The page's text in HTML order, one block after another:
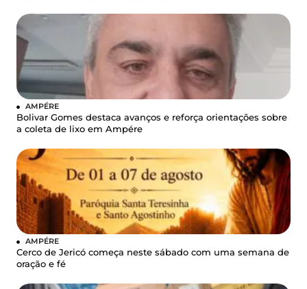
AMPÉRE
Bolivar Gomes destaca avanços e reforça orientações sobre
a coleta de lixo em Ampére
AMPÉRE
Cerco de Jericó começa neste sábado com uma semana de
oração e fé